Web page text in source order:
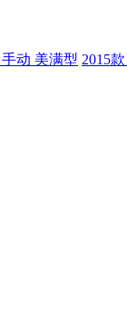
手动 美满型 2015